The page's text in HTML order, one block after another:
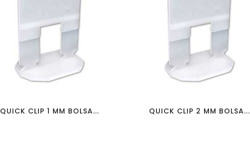
favorite_border visibility
QUICK CLIP 1 MM BOLSA...
favorite_border visibility
QUICK CLIP 2 MM BOLSA...